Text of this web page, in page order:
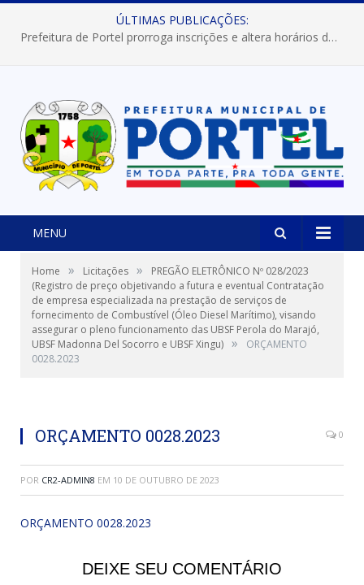
ÚLTIMAS PUBLICAÇÕES:
Prefeitura de Portel prorroga inscrições e altera horários dos concursos “Musa” e “Miss Mix Verão 2026”
MENU
Home » Licitações »
PREGÃO ELETRÔNICO Nº 028/2023
(Registro de preço objetivando a futura e eventual Contratação
de empresa especializada na prestação de serviços de
fornecimento de Combustível (Óleo Diesel Marítimo), visando
assegurar o pleno funcionamento das UBSF Perola do Marajó,
UBSF Madonna Del Socorro e UBSF Xingu) »
ORÇAMENTO
0028.2023
ORÇAMENTO 0028.2023 0
POR CR2-ADMIN8 EM 10 DE OUTUBRO DE 2023
ORÇAMENTO 0028.2023
DEIXE SEU COMENTÁRIO